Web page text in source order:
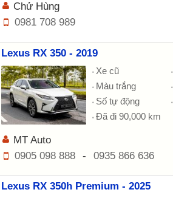
Chử Hùng
0981 708 989
Lexus RX 350 - 2019
Xe cũ
Màu trắng
Số tự động
Đã đi 90,000 km
MT Auto
0905 098 888
- 0935 866 636
Lexus RX 350h Premium - 2025